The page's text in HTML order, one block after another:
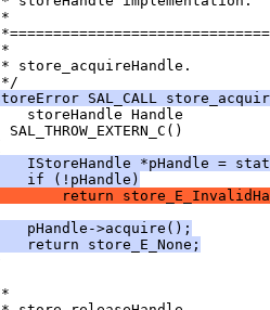
store_acquireHandle.
SAL_CALL
IStoreHandle *pHandle =
if (!pHandle)
return
pHandle->acquire();
return store_E_None;